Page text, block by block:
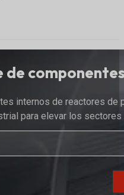
de
internos de reactores
para elevar los